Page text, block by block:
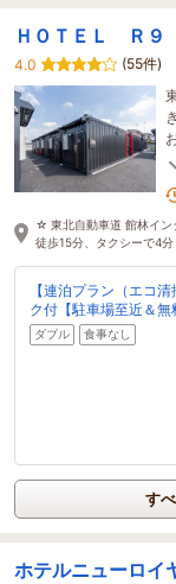
ＨＯＴＥＬ Ｒ
4.0
(55件)
☆ 東北自動車道 館林イ
徒歩15分、タクシーで4
【連泊プラン（エコ
ク付【駐車場至近＆無
ダブル 食事なし
す
ホテルニューロイ